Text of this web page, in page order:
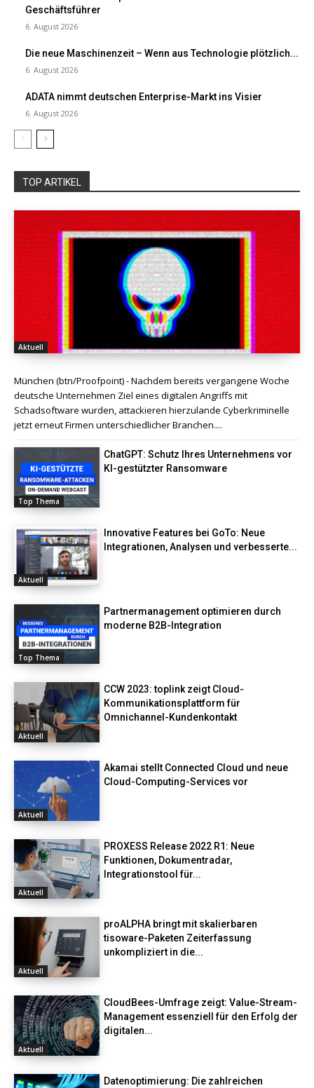
Geschäftsführer
6. August 2026
Die neue Maschinenzeit – Wenn aus Technologie plötzlich...
6. August 2026
ADATA nimmt deutschen Enterprise-Markt ins Visier
6. August 2026
TOP ARTIKEL
Aktuell
München (btn/Proofpoint) - Nachdem bereits vergangene Woche
deutsche Unternehmen Ziel eines digitalen Angriffs mit
Schadsoftware wurden, attackieren hierzulande Cyberkriminelle
jetzt erneut Firmen unterschiedlicher Branchen....
Top Thema
ChatGPT: Schutz Ihres Unternehmens vor
KI-gestützter Ransomware
Aktuell
Innovative Features bei GoTo: Neue
Integrationen, Analysen und verbesserte...
Top Thema
Partnermanagement optimieren durch
moderne B2B-Integration
Aktuell
CCW 2023: toplink zeigt Cloud-
Kommunikationsplattform für
Omnichannel-Kundenkontakt
Aktuell
Akamai stellt Connected Cloud und neue
Cloud-Computing-Services vor
Aktuell
PROXESS Release 2022 R1: Neue
Funktionen, Dokumentradar,
Integrationstool für...
Aktuell
proALPHA bringt mit skalierbaren
tisoware-Paketen Zeiterfassung
unkompliziert in die...
Aktuell
CloudBees-Umfrage zeigt: Value-Stream-
Management essenziell für den Erfolg der
digitalen...
Datenoptimierung: Die zahlreichen